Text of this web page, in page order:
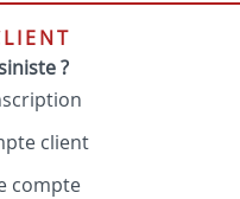
?
client
compte